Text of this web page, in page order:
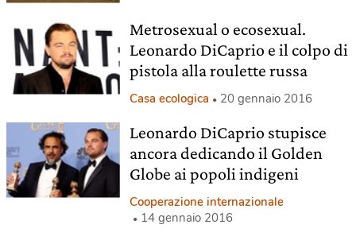
Metrosexual o ecosexual.
Leonardo DiCaprio e il colpo di
pistola alla roulette russa
Casa ecologica 20 gennaio 2016
Leonardo DiCaprio stupisce
ancora dedicando il Golden
Globe ai popoli indigeni
Cooperazione internazionale
14 gennaio 2016